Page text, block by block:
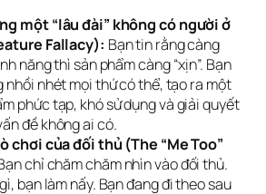
một “lâu đài” không có người ở
Fallacy): Bạn tin rằng càng
năng thì sản phẩm càng “xịn”. Bạn
nhồi nhét mọi thứ có thể, tạo ra một
phức tạp, khó sử dụng và giải quyết
đề không ai có.
chơi của đối thủ (The “Me Too”
chỉ chăm chăm nhìn vào đối thủ.
bạn làm nấy. Bạn đang đi theo sau